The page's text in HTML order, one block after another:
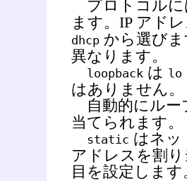
プロトコルに
ます。 IP アド
dhcp から選び
異なります。
loopback は lo
はありません。
自動的にルー
当てられます。
static はネッ
アドレスを割
目を設定します